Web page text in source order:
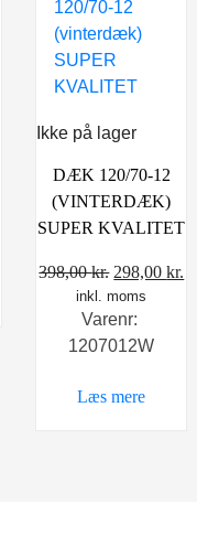
Ikke på lager
DÆK 120/70-12
(VINTERDÆK)
SUPER KVALITET
398,00kr. Den
oprindelige
pris
var:
298,00kr.
inkl. moms
Varenr:
1207012W
Læs mere